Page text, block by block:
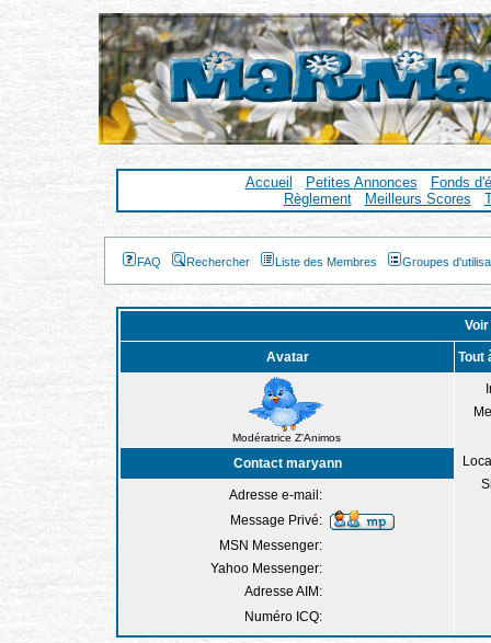
Accueil Petites Annonces
Fonds
Règlement
Meilleurs Scores
FAQ Rechercher Liste des Membres Groupes
Avatar Tout
Modératrice Z'Animos
Contact maryann
Adresse e-mail:
Message Privé:
MSN Messenger:
Yahoo Messenger:
Adresse AIM:
Numéro ICQ: